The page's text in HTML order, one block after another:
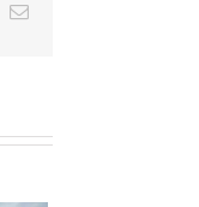
Email